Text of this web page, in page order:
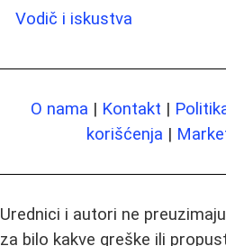
Vodič i iskustva
O nama | Kontakt |
korišćenja |
Urednici i autori ne
za bilo kakve greške ili